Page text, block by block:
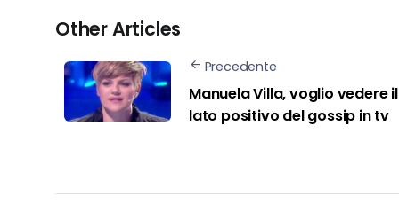
Other Articles
Precedente
Manuela Villa, voglio vedere il
lato positivo del gossip in tv